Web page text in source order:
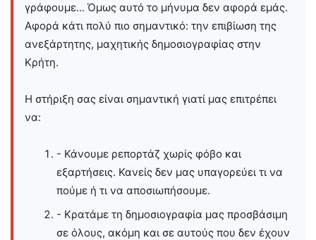
γράφουμε... Όμως αυτό το μήνυμα δεν αφορά εμάς.
Αφορά κάτι πολύ πιο σημαντικό: την επιβίωση της
ανεξάρτητης, μαχητικής δημοσιογραφίας στην
Kρήτη.
Η στήριξη σας είναι σημαντική γιατί μας επιτρέπει
να:
- Κάνουμε ρεπορτάζ χωρίς φόβο και
εξαρτήσεις. Κανείς δεν μας υπαγορεύει τι να
πούμε ή τι να αποσιωπήσουμε.
- Κρατάμε τη δημοσιογραφία μας προσβάσιμη
σε όλους, ακόμη και σε αυτούς που δεν έχουν